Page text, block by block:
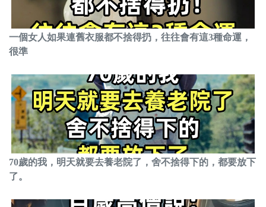
一個女人如果連舊衣服都不捨得扔，往往會有這3種命運，
很準
70歲的我，明天就要去養老院了，舍不捨得下的，都要放下
了。